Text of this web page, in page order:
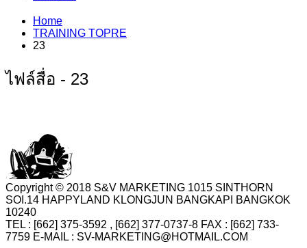
Home
TRAINING TOPRE
23
ไฟล์สื่อ - 23
Copyright © 2018 S&V MARKETING 1015 SINTHORN
SOI.14 HAPPYLAND KLONGJUN BANGKAPI BANGKOK
10240
TEL : [662] 375-3592 , [662] 377-0737-8 FAX : [662] 733-
7759 E-MAIL : SV-MARKETING@HOTMAIL.COM